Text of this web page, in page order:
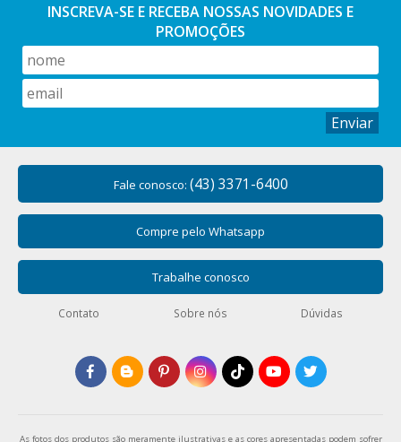
INSCREVA-SE E RECEBA NOSSAS NOVIDADES E
PROMOÇÕES
Enviar
Fale conosco: (43) 3371-6400
Compre pelo Whatsapp
Trabalhe conosco
Contato Sobre nós Dúvidas
As fotos dos produtos são meramente ilustrativas e as cores apresentadas podem sofrer